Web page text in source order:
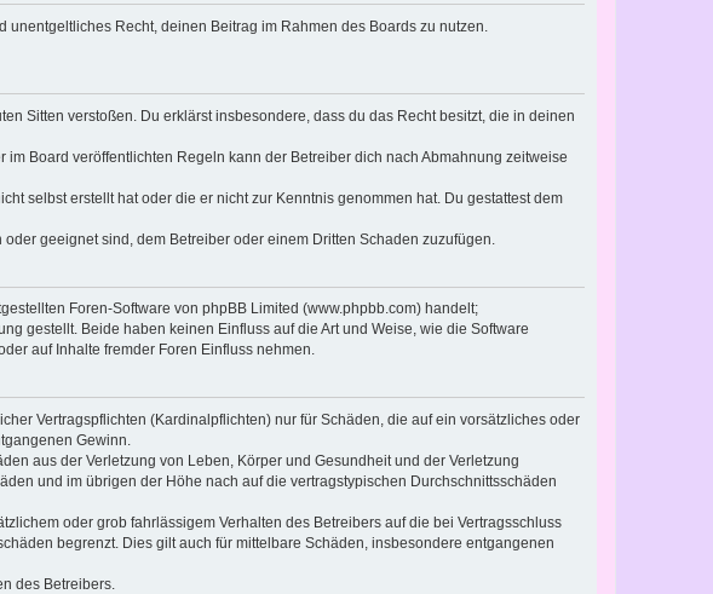
Recht, deinen Beitrag im Rahmen des Boards zu nutzen.
Sitten verstoßen. Du erklärst insbesondere, dass du das Recht besitzt, die in deinen
Board veröffentlichten Regeln kann der Betreiber dich nach Abmahnung zeitweise
selbst erstellt hat oder die er nicht zur Kenntnis genommen hat. Du gestattest dem
geeignet sind, dem Betreiber oder einem Dritten Schaden zuzufügen.
Foren-Software von phpBB Limited (www.phpbb.com) handelt;
gestellt. Beide haben keinen Einfluss auf die Art und Weise, wie die Software
auf Inhalte fremder Foren Einfluss nehmen.
Vertragspflichten (Kardinalpflichten) nur für Schäden, die auf ein vorsätzliches oder
Gewinn.
aus der Verletzung von Leben, Körper und Gesundheit und der Verletzung
und im übrigen der Höhe nach auf die vertragstypischen Durchschnittsschäden
oder grob fahrlässigem Verhalten des Betreibers auf die bei Vertragsschluss
begrenzt. Dies gilt auch für mittelbare Schäden, insbesondere entgangenen
des Betreibers.